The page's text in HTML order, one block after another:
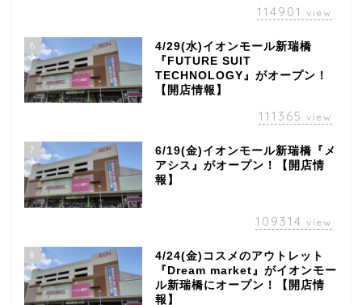
114901 view
6
4/29(水)イオンモール新瑞橋
『FUTURE SUIT
TECHNOLOGY』がオープン！
【開店情報】
111365 view
7
6/19(金)イオンモール新瑞橋『メ
アシス』がオープン！【開店情
報】
109314 view
8
4/24(金)コスメのアウトレット
『Dream market』がイオンモー
ル新瑞橋にオープン！【開店情
報】